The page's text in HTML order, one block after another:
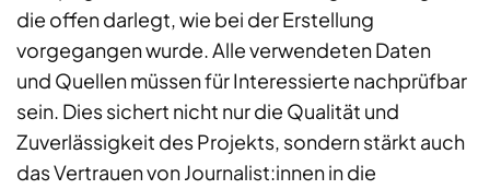
die offen darlegt, wie bei der Erstellung
vorgegangen wurde. Alle verwendeten Daten
und Quellen müssen für Interessierte nachprüfbar
sein. Dies sichert nicht nur die Qualität und
Zuverlässigkeit des Projekts, sondern stärkt auch
das Vertrauen von Journalist:innen in die